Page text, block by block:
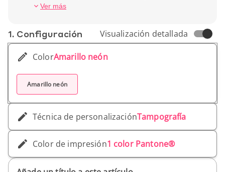
eventos deportivos o regalos útiles.
Peso unitario: 24 g
Ver más
1. Conf­iguración Visualización detallada
ColorAmarillo neón
Amarillo neón
Técnica de personalizaciónTampografía
Color de impresión1 color Pantone®